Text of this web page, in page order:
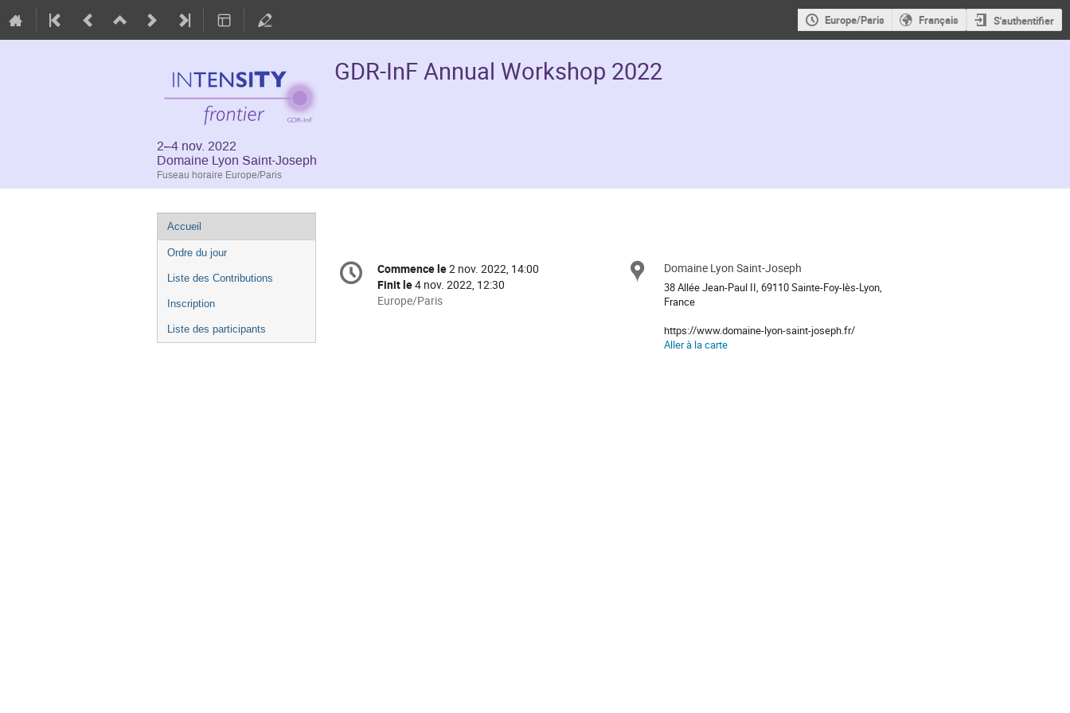
Europe/Paris Français S'authentifier
GDR-InF Annual Workshop 2022
2–4 nov. 2022
Domaine Lyon Saint-Joseph
Fuseau horaire Europe/Paris
Menu
de
l'événement
Accueil
Ordre du jour
Liste des Contributions
Inscription
Liste des participants
Information
de
Date/Heure
Commence le2 nov. 2022, 14:00
Finit le4 nov. 2022, 12:30
Toutes
Europe/Paris
Site
Domaine Lyon Saint-Joseph
38 Allée Jean-Paul II, 69110 Sainte-Foy-lès-Lyon,
France
https://www.domaine-lyon-saint-joseph.fr/
Aller à la carte